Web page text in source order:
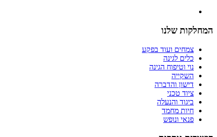
המחלקות שלנו
צמחים ועוד בפקע
כלים לגינה
נוי וטיפוח הגינה
השקייה
דישון והדברה
ציוד טכני
ביגוד והנעלה
חיות מחמד
פנאי ונופש